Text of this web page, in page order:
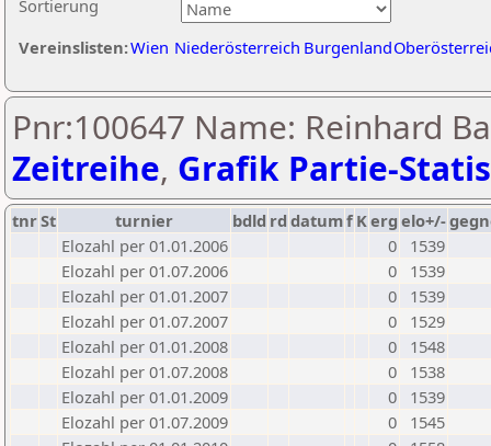
Sortierung
Vereinslisten:Wien Niederösterreich Burgenland
Pnr:100647 Name: Reinhard
Zeitreihe, Grafik Partie-
tnrSt turnier bdld rd datumf Kerg elo+/-
Elozahl per 01.01.2006
0
1539
Elozahl per 01.07.2006
0
1539
Elozahl per 01.01.2007
0
1539
Elozahl per 01.07.2007
0
1529
Elozahl per 01.01.2008
0
1548
Elozahl per 01.07.2008
0
1538
Elozahl per 01.01.2009
0
1539
Elozahl per 01.07.2009
0
1545